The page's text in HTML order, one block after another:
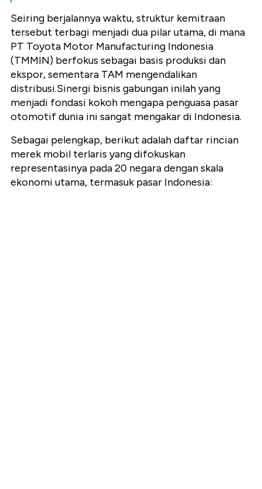
Seiring berjalannya waktu, struktur kemitraan
tersebut terbagi menjadi dua pilar utama, di mana
PT Toyota Motor Manufacturing Indonesia
(TMMIN) berfokus sebagai basis produksi dan
ekspor, sementara TAM mengendalikan
distribusi.Sinergi bisnis gabungan inilah yang
menjadi fondasi kokoh mengapa penguasa pasar
otomotif dunia ini sangat mengakar di Indonesia.
Sebagai pelengkap, berikut adalah daftar rincian
merek mobil terlaris yang difokuskan
representasinya pada 20 negara dengan skala
ekonomi utama, termasuk pasar Indonesia: